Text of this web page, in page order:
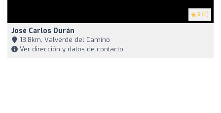
5 (4)
José Carlos Durán
13,8km, Valverde del Camino
Ver dirección y datos de contacto